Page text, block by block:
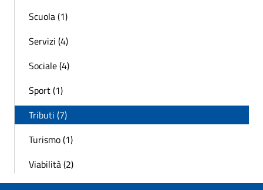
Scuola (1)
Servizi (4)
Sociale (4)
Sport (1)
Tributi (7)
Turismo (1)
Viabilità (2)